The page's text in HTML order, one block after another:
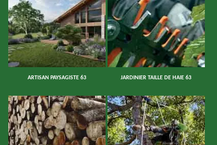
ARTISAN PAYSAGISTE 63 JARDINIER TAILLE DE HAIE 63